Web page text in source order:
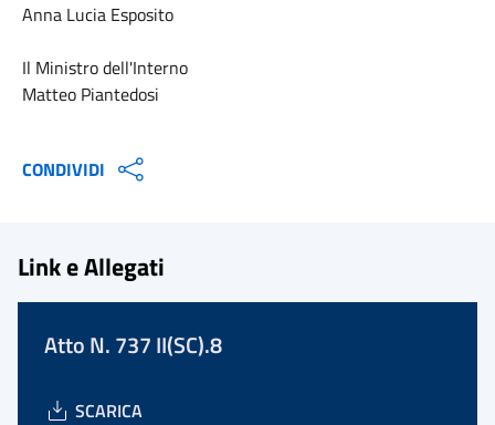
Anna Lucia Esposito
Il Ministro dell'Interno
Matteo Piantedosi
CONDIVIDI
Link e Allegati
Atto N. 737 II(SC).8
SCARICA